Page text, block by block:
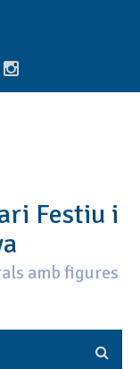
Festiu i
amb figures